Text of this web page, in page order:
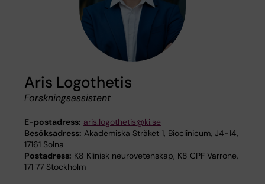
Aris Logothetis
Forskningsassistent
E-postadress: aris.logothetis@ki.se
Besöksadress: Akademiska Stråket 1, Bioclinicum, J4-14,
17161 Solna
Postadress: K8 Klinisk neurovetenskap, K8 CPF Varrone,
171 77 Stockholm